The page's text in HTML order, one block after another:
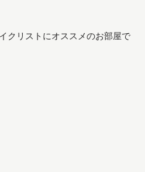
クリストにオススメのお部屋で